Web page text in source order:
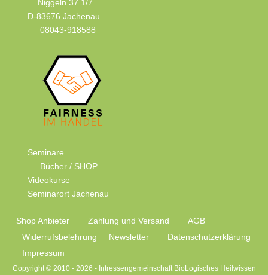
Niggeln 37 1/7
D-83676 Jachenau
08043-918588
Seminare
Bücher / SHOP
Videokurse
Seminarort Jachenau
Shop Anbieter Zahlung und Versand
AGB
Widerrufsbelehrung
Newsletter
Datenschutzerklärung
Impressum
Copyright © 2010 - 2026 - Intressengemeinschaft BioLogisches Heilwissen